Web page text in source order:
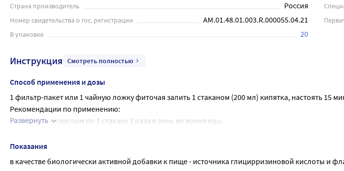
Страна производитель Россия
Номер свидетельства о гос. регистрации AM.01.48.01.003.R.000055.04.21
В упаковке 20
Инструкция Смотреть полностью
Способ применения и дозы
1 фильтр-пакет или 1 чайную ложку фиточая залить 1 стаканом (200 мл) кипятка, настоять 15
Рекомендации по применению:
Принимать взрослым по 1 стакану 2 раза в день во время еды.
При необходимости прием можно повторить.
Развернуть
Показания
в качестве биологически активной добавки к пище - источника глицирризиновой кислоты и